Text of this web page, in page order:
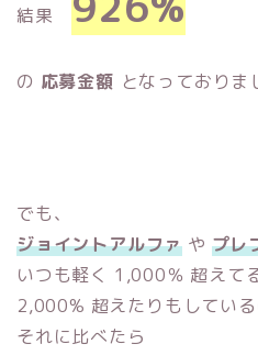
結果
の 応募金額 となっておりま
でも、
ジョイントアルファ や プレ
いつも軽く 1,000％ 超えて
2,000% 超えたりもしてい
それに比べたら